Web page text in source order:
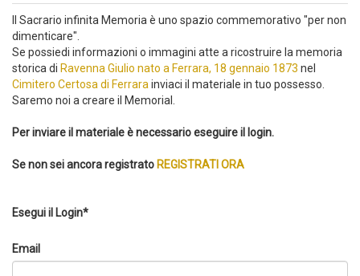
Il Sacrario infinita Memoria è uno spazio commemorativo "per non
dimenticare".
Se possiedi informazioni o immagini atte a ricostruire la memoria
storica di Ravenna Giulio nato a Ferrara, 18 gennaio 1873 nel
Cimitero Certosa di Ferrara inviaci il materiale in tuo possesso.
Saremo noi a creare il Memorial.
Per inviare il materiale è necessario eseguire il login.
Se non sei ancora registrato REGISTRATI ORA
Esegui il Login*
Email